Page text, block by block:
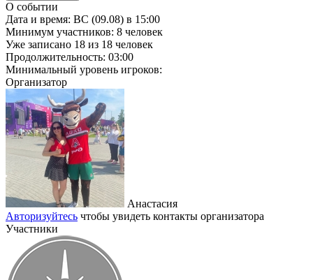
О событии
Дата и время: ВС (09.08) в 15:00
Минимум участников: 8 человек
Уже записано 18 из 18 человек
Продолжительность: 03:00
Минимальный уровень игроков:
Организатор
Анастасия
Авторизуйтесь чтобы увидеть контакты организатора
Участники